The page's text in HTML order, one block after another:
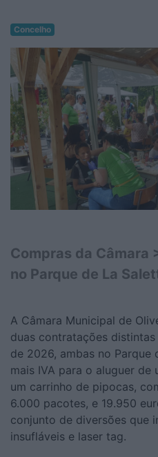
Concelho
Compras da Câmara
no Parque de La
A Câmara Municipal de
duas contratações
de 2026, ambas no Parque
mais IVA para o aluguer
um carrinho de pipocas,
6.000 pacotes, e 19.950
conjunto de diversões que
insufláveis e laser tag.